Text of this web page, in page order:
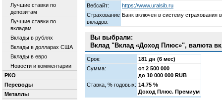
Лучшие ставки по
депозитам
Лучшие ставки по
вкладам
Вклады в рублях
Вклады в долларах США
Вклады в евро
Новости и комментарии
РКО
Переводы
Металлы
Вебсайт:
https://www.uralsib.ru
Страхование
вкладов:
Банк включен в систему страхования
Вы выбрали:
Вклад "Вклад «Доход Плюс»", валюта
Срок:
181 дн (6 мес)
Сумма:
от 2 500 000
до 10 000 000 RUB
Cтавка, % годовых: 14.75 %
Доход Плюс. Премиум